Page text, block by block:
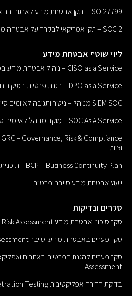
ISO 27799 – תקן אבטחת מידע לארגוני בריאות
SOC 2 – תקן אמריקאי לבקרה על אבטחה מידע והגנת פרטיות
ליווי שוטף אבטחת מידע
CISO as a Service – ניהול אבטחת מידע במיקור חוץ
DPO as a Service – הגנת פרטיות במיקור חוץ
SIEM SOC מנוהל – ניטור ותגובה לאיומים סייבר
SOC As A Service – מוקד מנוהל לאיומים סייבר
וציות
BCP – Business Continuity Plan – תוכנית המשכיות עסקית
ייעוץ אבטחת מידע סייבר ופרטיות
סקרים ובדיקות
סקר סיכוני אבטחת מידע Security Risk Assessment
סקר פערים באבטחת מידע וסייבר Security GAP Assessment
Assessment
בדיקת חדירה אפליקטיבית Application Penetration Testing